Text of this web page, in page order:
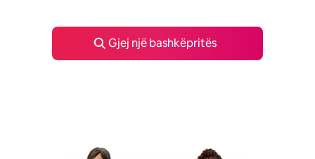
Gjej një bashkëpritës